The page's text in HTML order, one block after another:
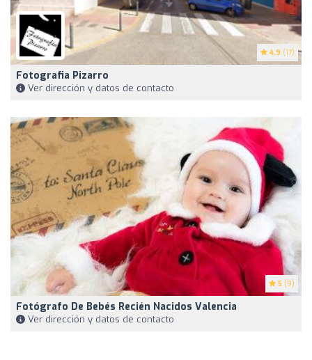
4.9 (17)
Fotografia Pizarro
Ver dirección y datos de contacto
5 (9)
Fotógrafo De Bebés Recién Nacidos Valencia
Ver dirección y datos de contacto